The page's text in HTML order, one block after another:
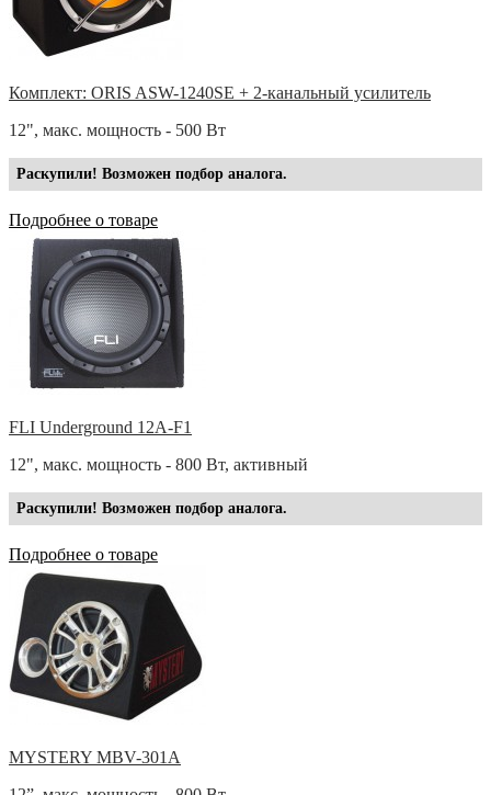
Комплект: ORIS ASW-1240SE + 2-канальный усилитель
12", макс. мощность - 500 Вт
Раскупили! Возможен подбор аналога.
Подробнее о товаре
FLI Underground 12A-F1
12", макс. мощность - 800 Вт, активный
Раскупили! Возможен подбор аналога.
Подробнее о товаре
MYSTERY MBV-301A